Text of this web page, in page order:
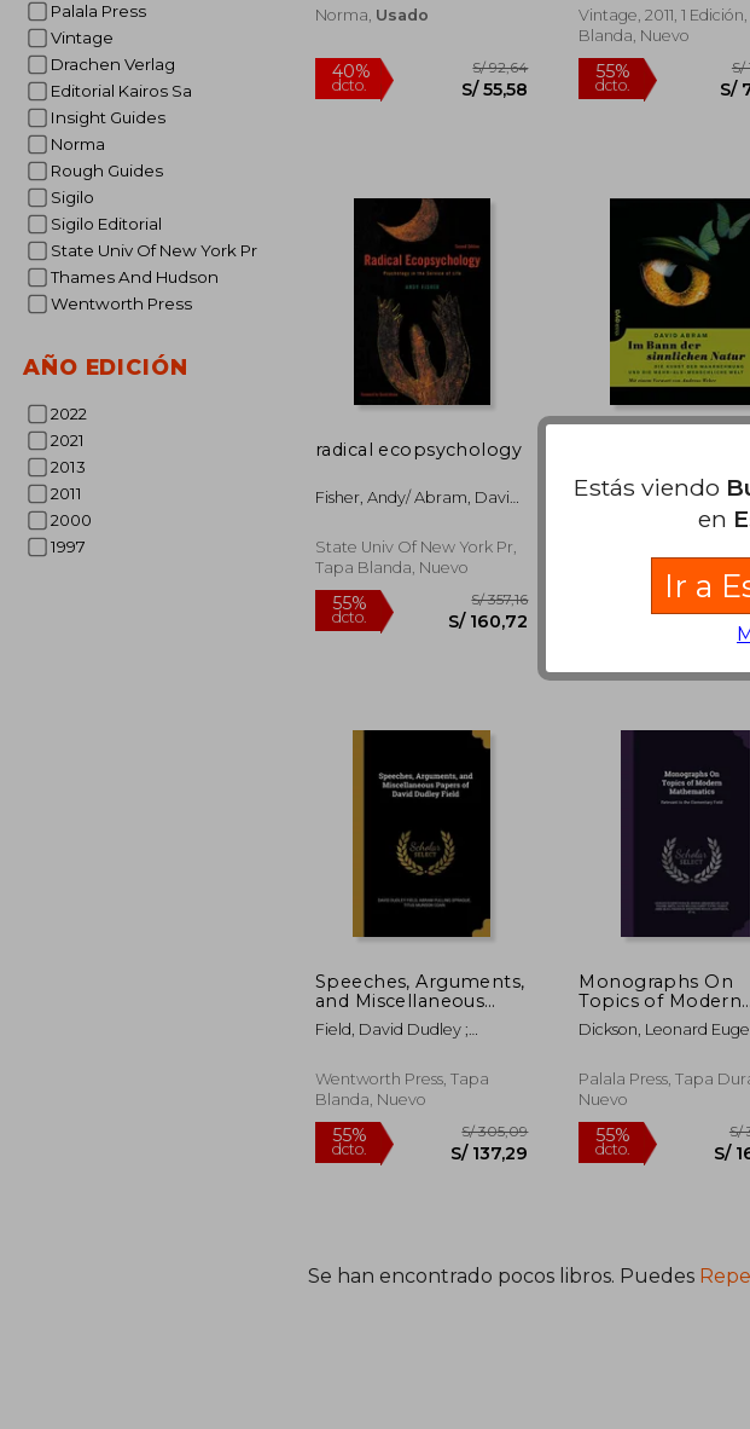
Palala Press
Vintage
Drachen Verlag
Editorial Kairos Sa
Insight Guides
Norma
Rough Guides
Sigilo
Sigilo Editorial
State Univ Of New York Pr
Thames And Hudson
Wentworth Press
AÑO EDICIÓN
2022
2021
2013
2011
2000
1997
Norma, Usado
40%
dcto.
Vintage, 2011, 1
Blanda, Nuevo
55%
dcto.
radical ecopsychology
Fisher, Andy/ Abram, David
State Univ Of New York Pr,
Tapa Blanda, Nuevo
55%
dcto.
Language:
David Abram
55%
dcto.
Speeches, Arguments,
and Miscellaneous
Papers of David
Dudley Field (en
Field, David Dudley ;
Coan, Titus Munson
Wentworth Press, Tapa
Blanda, Nuevo
Monographs On
Topics of Modern
Mathematics:
to the Elementary
Dickson, Leonard
Smith, David Eugene
Palala Press, Tapa
Nuevo
Se han encontrado pocos libros. Puedes
Estás viendo
en
Ir a